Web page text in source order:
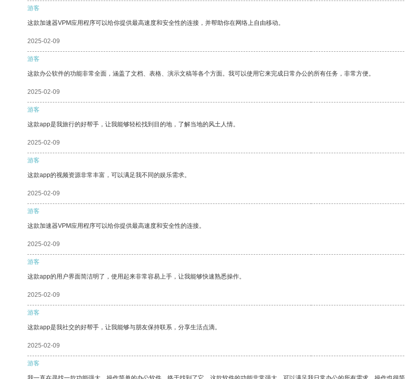
游客
这款加速器VPM应用程序可以给你提供最高速度和安全性的连接，并帮助你在网络上自由移动。
2025-02-09
游客
这款办公软件的功能非常全面，涵盖了文档、表格、演示文稿等各个方面。我可以使用它来完成日常办公的所有任务，非常方便。
2025-02-09
游客
这款app是我旅行的好帮手，让我能够轻松找到目的地，了解当地的风土人情。
2025-02-09
游客
这款app的视频资源非常丰富，可以满足我不同的娱乐需求。
2025-02-09
游客
这款加速器VPM应用程序可以给你提供最高速度和安全性的连接。
2025-02-09
游客
这款app的用户界面简洁明了，使用起来非常容易上手，让我能够快速熟悉操作。
2025-02-09
游客
这款app是我社交的好帮手，让我能够与朋友保持联系，分享生活点滴。
2025-02-09
游客